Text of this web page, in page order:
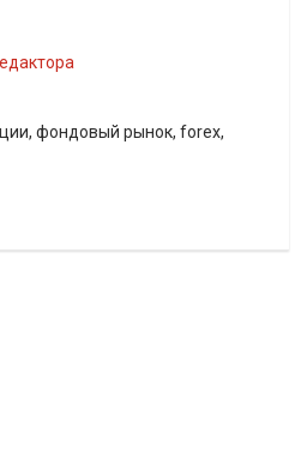
фондовый рынок, forex,